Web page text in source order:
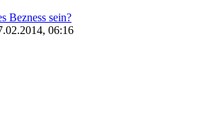
Bezness sein?
06:16